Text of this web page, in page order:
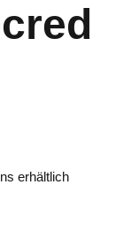
erhältlich